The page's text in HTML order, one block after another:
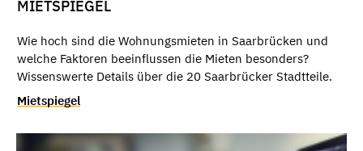
MIETSPIEGEL
Wie hoch sind die Wohnungsmieten in Saarbrücken und
welche Faktoren beeinflussen die Mieten besonders?
Wissenswerte Details über die 20 Saarbrücker Stadtteile.
Mietspiegel